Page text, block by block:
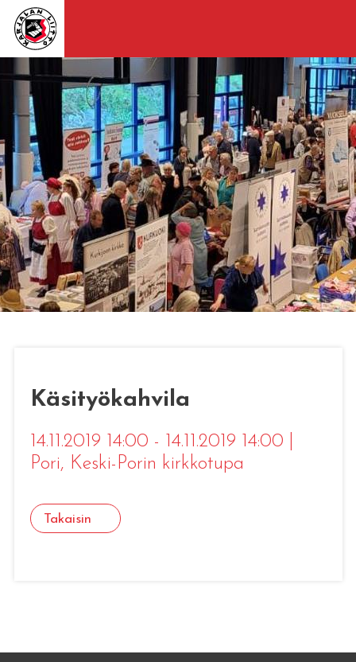
Käsityökahvila
14.11.2019 14:00 - 14.11.2019 14:00
Pori, Keski-Porin kirkkotupa
Takaisin